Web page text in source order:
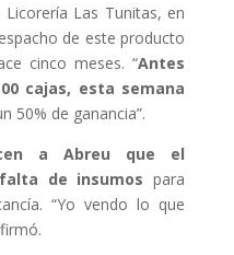
Las Tunitas, en
de este producto
cinco meses. “Antes
cajas, esta semana
50% de ganancia”.
a Abreu que el
de insumos para
“Yo vendo lo que